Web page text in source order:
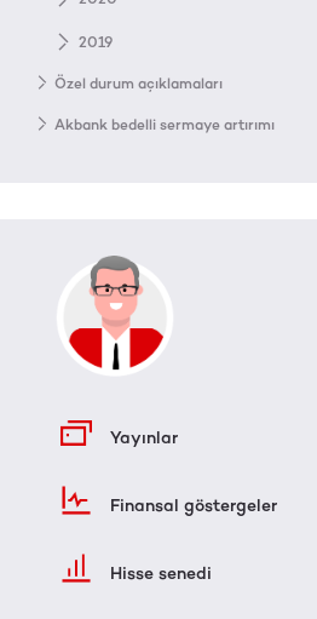
2019
Özel durum açıklamaları
Akbank bedelli sermaye artırımı
Yayınlar
Finansal göstergeler
Hisse senedi